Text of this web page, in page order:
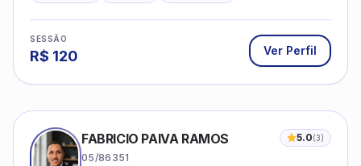
SESSÃO
R$ 120 Ver Perfil
FABRICIO PAIVA RAMOS 5.0(3)
05/86351